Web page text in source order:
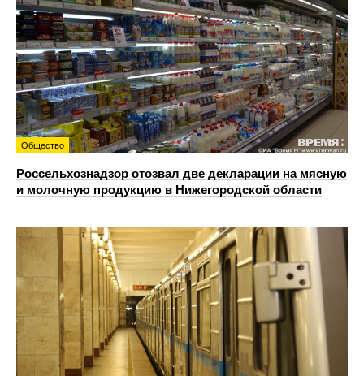
Общество
Россельхознадзор отозвал две декларации на мясную
и молочную продукцию в Нижегородской области